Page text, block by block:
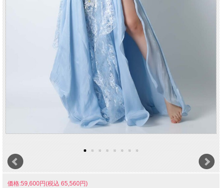
価格:59,600円(税込 65,560円)